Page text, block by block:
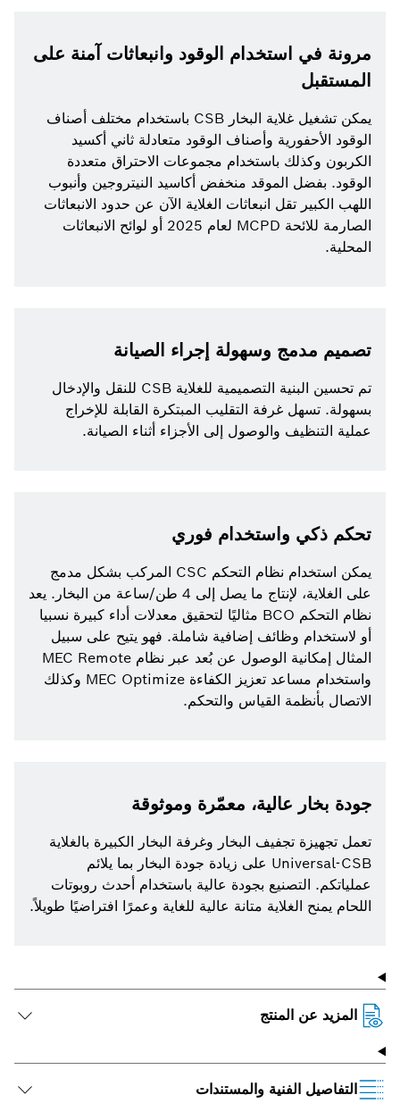
مرونة في استخدام الوقود وانبعاثات آمنة على
المستقبل
يمكن تشغيل غلاية البخار CSB باستخدام مختلف أصناف
الوقود الأحفورية وأصناف الوقود متعادلة ثاني أكسيد
الكربون وكذلك باستخدام مجموعات الاحتراق متعددة
الوقود. بفضل الموقد منخفض أكاسيد النيتروجين وأنبوب
اللهب الكبير تقل انبعاثات الغلاية الآن عن حدود الانبعاثات
الصارمة للائحة MCPD لعام 2025 أو لوائح الانبعاثات
المحلية.
تصميم مدمج وسهولة إجراء الصيانة
تم تحسين البنية التصميمية للغلاية CSB للنقل والإدخال
بسهولة. تسهل غرفة التقليب المبتكرة القابلة للإخراج
عملية التنظيف والوصول إلى الأجزاء أثناء الصيانة.
تحكم ذكي واستخدام فوري
يمكن استخدام نظام التحكم CSC المركب بشكل مدمج
على الغلاية، لإنتاج ما يصل إلى 4 طن/ساعة من البخار. يعد
نظام التحكم BCO مثاليًا لتحقيق معدلات أداء كبيرة نسبيا
أو لاستخدام وظائف إضافية شاملة. فهو يتيح على سبيل
المثال إمكانية الوصول عن بُعد عبر نظام MEC Remote
واستخدام مساعد تعزيز الكفاءة MEC Optimize وكذلك
الاتصال بأنظمة القياس والتحكم.
جودة بخار عالية، معمّرة وموثوقة
تعمل تجهيزة تجفيف البخار وغرفة البخار الكبيرة بالغلاية
Universal-CSB على زيادة جودة البخار بما يلائم
عملياتكم. التصنيع بجودة عالية باستخدام أحدث روبوتات
اللحام يمنح الغلاية متانة عالية للغاية وعمرًا افتراضيًا طويلاً.
المزيد عن المنتج
التفاصيل الفنية والمستندات